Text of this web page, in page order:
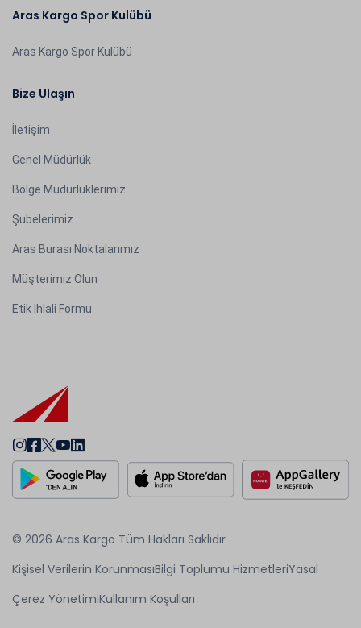
Aras Kargo Spor Kulübü
Aras Kargo Spor Kulübü
Bize Ulaşın
İletişim
Genel Müdürlük
Bölge Müdürlüklerimiz
Şubelerimiz
Aras Burası Noktalarımız
Müşterimiz Olun
Etik İhlali Formu
© 2026 Aras Kargo Tüm Hakları Saklıdır
Kişisel Verilerin KorunmasıBilgi Toplumu HizmetleriYasal
Çerez YönetimiKullanım Koşulları